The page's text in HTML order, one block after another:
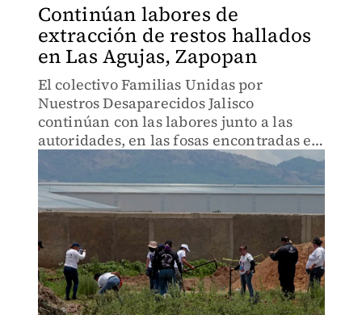
Continúan labores de
extracción de restos hallados
en Las Agujas, Zapopan
El colectivo Familias Unidas por
Nuestros Desaparecidos Jalisco
continúan con las labores junto a las
autoridades, en las fosas encontradas en
el predio zapopano